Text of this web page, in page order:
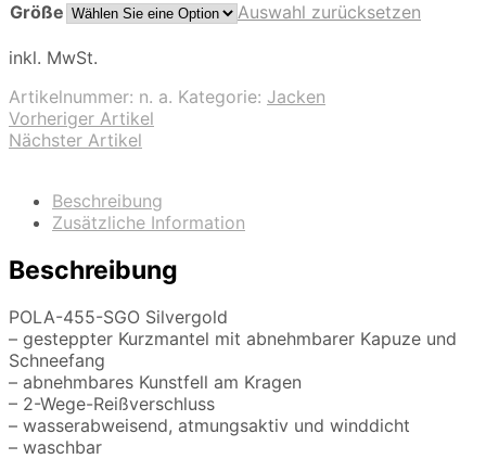
Größe
Auswahl zurücksetzen
inkl. MwSt.
Artikelnummer: n. a. Kategorie: Jacken
Vorheriger Artikel
Nächster Artikel
Beschreibung
Zusätzliche Information
Beschreibung
POLA-455-SGO Silvergold
– gesteppter Kurzmantel mit abnehmbarer Kapuze und
Schneefang
– abnehmbares Kunstfell am Kragen
– 2-Wege-Reißverschluss
– wasserabweisend, atmungsaktiv und winddicht
– waschbar